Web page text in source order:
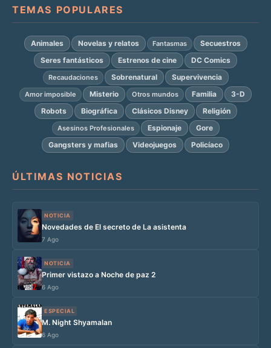
TEMAS POPULARES
Animales Novelas y relatos Fantasmas
Secuestros
Seres fantásticos
Estrenos de cine DC Comics
Recaudaciones Sobrenatural Supervivencia
Amor imposible Misterio Otros mundos Familia
3-D
Robots
Biográfica Clásicos Disney Religión
Asesinos Profesionales Espionaje
Gore
Gangsters y mafias
Videojuegos Policíaco
ÚLTIMAS NOTICIAS
NOTICIA
Novedades de El secreto de La asistenta
7 Ago
NOTICIA
Primer vistazo a Noche de paz 2
6 Ago
ESPECIAL
M. Night Shyamalan
6 Ago